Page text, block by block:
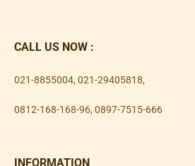
CALL US NOW :
021-8855004, 021-29405818,
0812-168-168-96, 0897-7515-666
INFORMATION